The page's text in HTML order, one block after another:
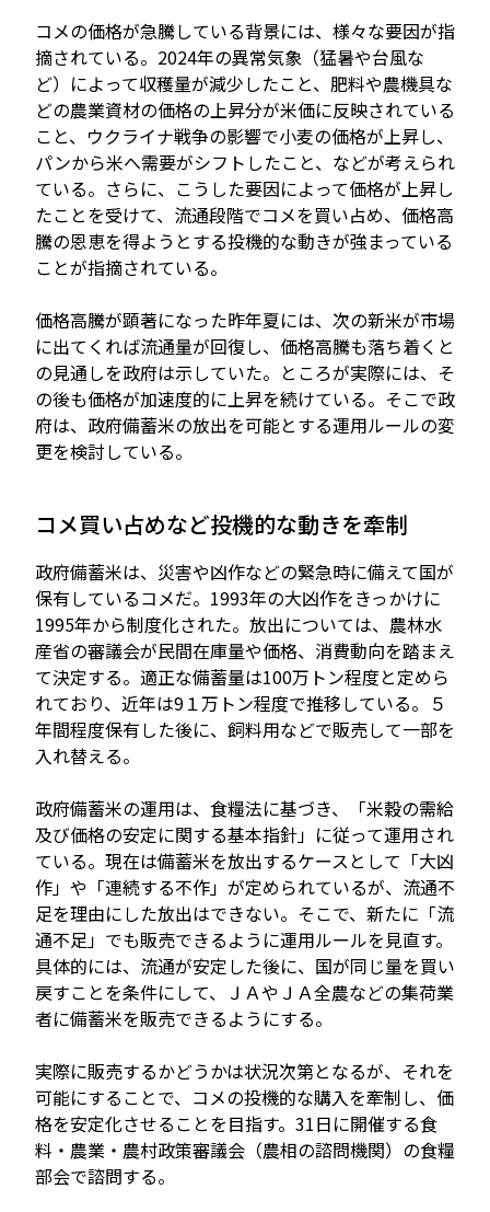
コメの価格が急騰している背景には、様々な要因が指
摘されている。2024年の異常気象（猛暑や台風な
ど）によって収穫量が減少したこと、肥料や農機具な
どの農業資材の価格の上昇分が米価に反映されている
こと、ウクライナ戦争の影響で小麦の価格が上昇し、
パンから米へ需要がシフトしたこと、などが考えられ
ている。さらに、こうした要因によって価格が上昇し
たことを受けて、流通段階でコメを買い占め、価格高
騰の恩恵を得ようとする投機的な動きが強まっている
ことが指摘されている。
価格高騰が顕著になった昨年夏には、次の新米が市場
に出てくれば流通量が回復し、価格高騰も落ち着くと
の見通しを政府は示していた。ところが実際には、そ
の後も価格が加速度的に上昇を続けている。そこで政
府は、政府備蓄米の放出を可能とする運用ルールの変
更を検討している。
コメ買い占めなど投機的な動きを牽制
政府備蓄米は、災害や凶作などの緊急時に備えて国が
保有しているコメだ。1993年の大凶作をきっかけに
1995年から制度化された。放出については、農林水
産省の審議会が民間在庫量や価格、消費動向を踏まえ
て決定する。適正な備蓄量は100万トン程度と定めら
れており、近年は9１万トン程度で推移している。５
年間程度保有した後に、飼料用などで販売して一部を
入れ替える。
政府備蓄米の運用は、食糧法に基づき、「米穀の需給
及び価格の安定に関する基本指針」に従って運用され
ている。現在は備蓄米を放出するケースとして「大凶
作」や「連続する不作」が定められているが、流通不
足を理由にした放出はできない。そこで、新たに「流
通不足」でも販売できるように運用ルールを見直す。
具体的には、流通が安定した後に、国が同じ量を買い
戻すことを条件にして、ＪＡやＪＡ全農などの集荷業
者に備蓄米を販売できるようにする。
実際に販売するかどうかは状況次第となるが、それを
可能にすることで、コメの投機的な購入を牽制し、価
格を安定化させることを目指す。31日に開催する食
料・農業・農村政策審議会（農相の諮問機関）の食糧
部会で諮問する。